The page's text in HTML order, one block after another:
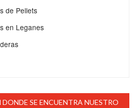
de Pellets
en Leganes
DONDE SE ENCUENTRA NUESTRO